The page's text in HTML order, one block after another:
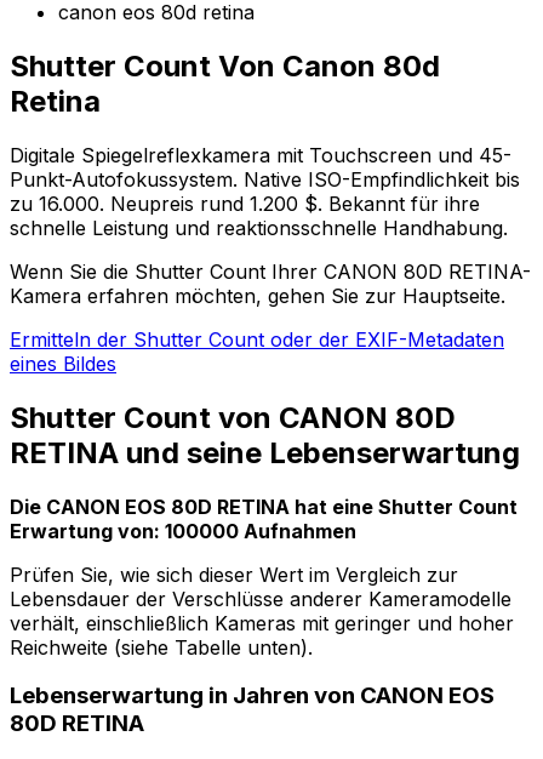
canon eos 80d retina
Shutter Count Von Canon 80d
Retina
Digitale Spiegelreflexkamera mit Touchscreen und 45-
Punkt-Autofokussystem. Native ISO-Empfindlichkeit bis
zu 16.000. Neupreis rund 1.200 $. Bekannt für ihre
schnelle Leistung und reaktionsschnelle Handhabung.
Wenn Sie die Shutter Count Ihrer CANON 80D RETINA-
Kamera erfahren möchten, gehen Sie zur Hauptseite.
Ermitteln der Shutter Count oder der EXIF-Metadaten
eines Bildes
Shutter Count von CANON 80D
RETINA und seine Lebenserwartung
Die CANON EOS 80D RETINA hat eine Shutter Count
Erwartung von: 100000 Aufnahmen
Prüfen Sie, wie sich dieser Wert im Vergleich zur
Lebensdauer der Verschlüsse anderer Kameramodelle
verhält, einschließlich Kameras mit geringer und hoher
Reichweite (siehe Tabelle unten).
Lebenserwartung in Jahren von CANON EOS
80D RETINA